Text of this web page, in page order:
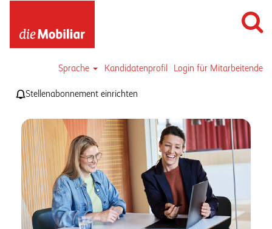
Sprache Kandidatenprofil Login für Mitarbeitende
Stellenabonnement einrichten